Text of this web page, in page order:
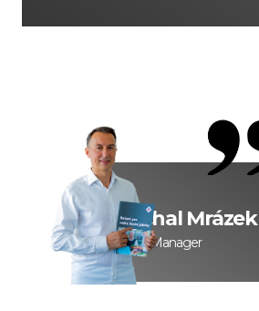
Michal Mrázek
Sales Manager